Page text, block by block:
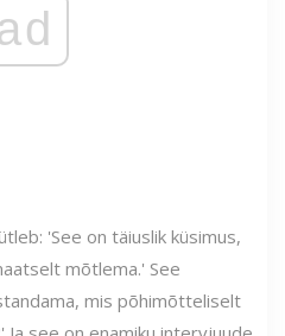
'See on täiuslik küsimus,
mõtlema.' See
mis põhimõtteliselt